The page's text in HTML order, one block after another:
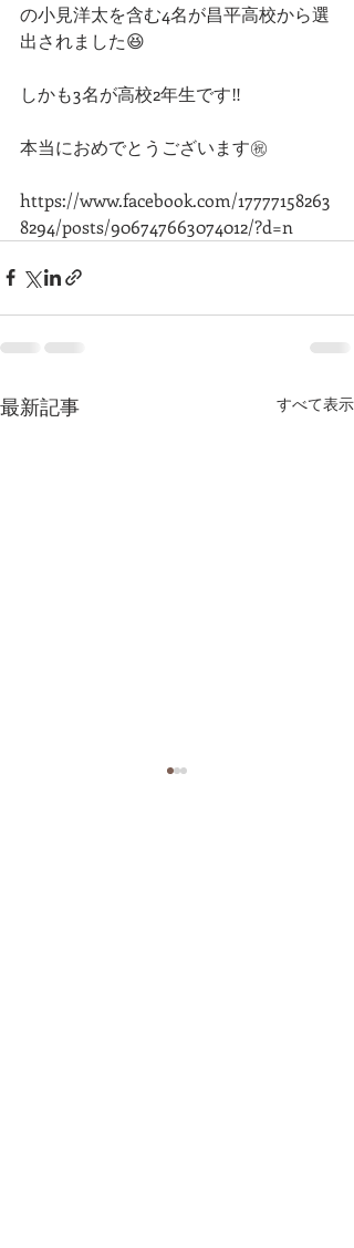
の小見洋太を含む4名が昌平高校から選
出されました😆
しかも3名が高校2年生です‼️
本当におめでとうございます㊗️
https://www.facebook.com/17777158263
8294/posts/906747663074012/?d=n
最新記事 すべて表示